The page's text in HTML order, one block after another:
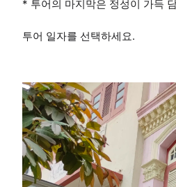
* 투어의 마지막은 정성이 가득
투어 일자를 선택하세요.